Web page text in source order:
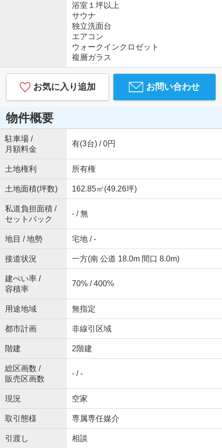
浴室１坪以上
サウナ
独立洗面台
エアコン
ウォークインクロゼット
複層ガラス
お気に入り追加 お問い合わせ
物件概要
駐車場 /
月額料金
有(3台) / 0円
土地権利 所有権
土地面積(坪数) 162.85㎡(49.26坪)
私道負担面積 /
セットバック
- / 無
地目 / 地勢 宅地 / -
接道状況 一方(南 公道 18.0m 間口 8.0m)
建ぺい率 /
容積率
70% / 400%
用途地域 無指定
都市計画 非線引区域
階建 2階建
総区画数 /
販売区画数
- / -
現況 空家
取引態様 専属専任媒介
引渡し 相談